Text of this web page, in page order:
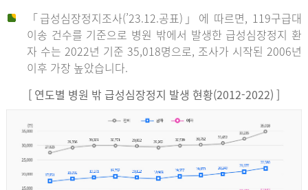
「급성심장정지조사(’23.12.공표)」에 따르면, 119구급대
이송 건수를 기준으로 병원 밖에서 발생한 급성심장정지 환
자 수는 2022년 기준 35,018명으로, 조사가 시작된 2006년
이후 가장 높았습니다.
[ 연도별 병원 밖 급성심장정지 발생 현황(2012-2022) ]